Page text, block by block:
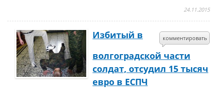
24.11.2015
комментировать
Избитый в
волгоградской части
солдат, отсудил 15 тысяч
евро в ЕСПЧ